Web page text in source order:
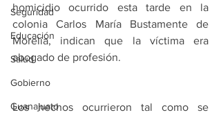
Seguridad
Educación
Salud
Gobierno
Guanajuato
homicidio ocurrido esta tarde en la
colonia Carlos María Bustamente de
Morelia, indican que la víctima era
abogado de profesión.
Los hechos ocurrieron tal como se